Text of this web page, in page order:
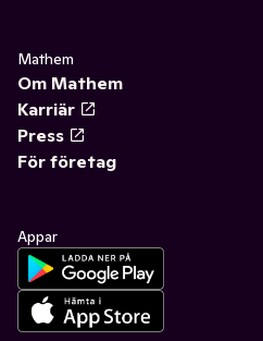
Mathem
Om Mathem
Karriär
Press
För företag
Appar